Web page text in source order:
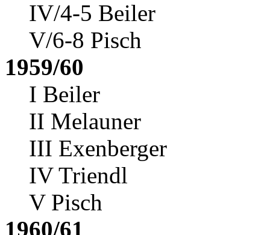
IV/4-5 Beiler
V/6-8 Pisch
1959/60
I Beiler
II Melauner
III Exenberger
IV Triendl
V Pisch
1960/61